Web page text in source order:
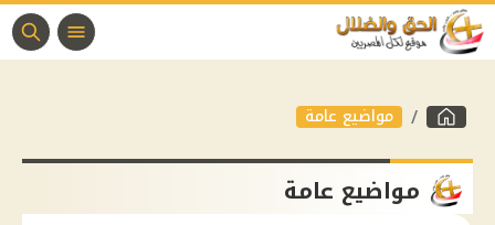
مواضيع عامة
مواضيع عامة